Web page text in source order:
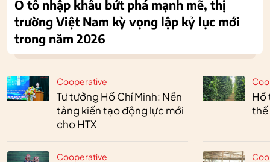
Cooperative
Tư tưởng Hồ Chí Minh: Nền
tảng kiến tạo động lực mới
cho HTX
Cooperative
Hồ
thế
Ô tô nhập khẩu bứt phá mạnh mẽ, thị
trường Việt Nam kỳ vọng lập kỷ lục mới
trong năm 2026